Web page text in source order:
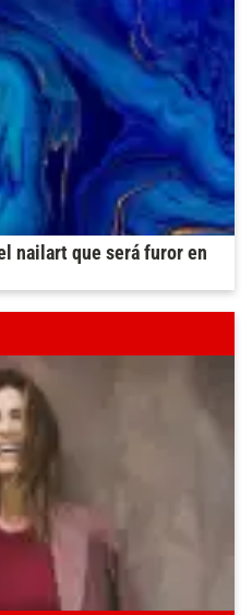
nailart que será furor en